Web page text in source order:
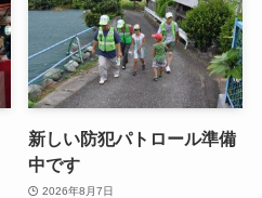
新しい防犯パトロール準備
中です
2026年8月7日